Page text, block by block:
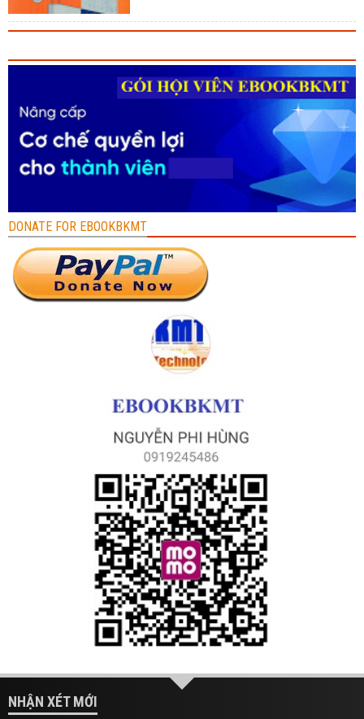
DONATE FOR EBOOKBKMT
NHẬN XÉT MỚI